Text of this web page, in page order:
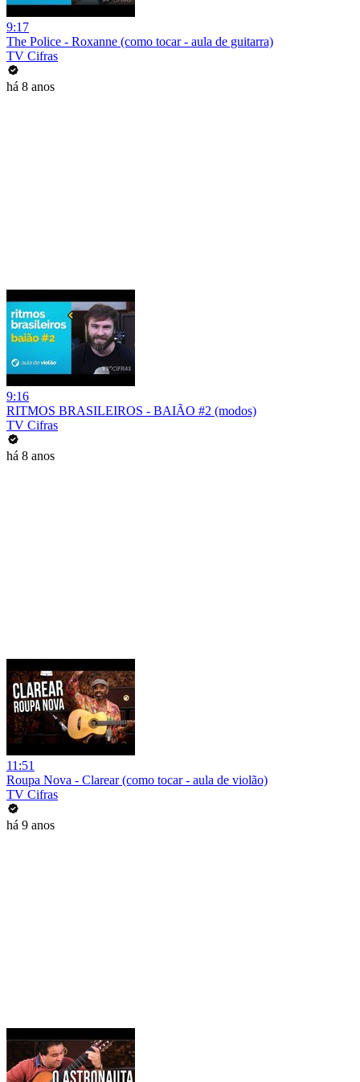
9:17
The Police - Roxanne (como tocar - aula de guitarra)
TV Cifras
há 8 anos
9:16
RITMOS BRASILEIROS - BAIÃO #2 (modos)
TV Cifras
há 8 anos
11:51
Roupa Nova - Clarear (como tocar - aula de violão)
TV Cifras
há 9 anos